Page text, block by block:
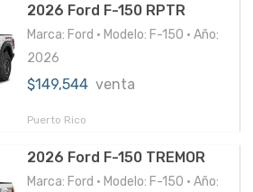
2026 Ford F-150 RPTR
Marca: Ford • Modelo: F-150 • Año:
2026
$149,544 venta
Puerto Rico
2026 Ford F-150 TREMOR
Marca: Ford • Modelo: F-150 • Año: